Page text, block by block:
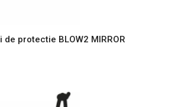
de protectie BLOW2 MIRROR